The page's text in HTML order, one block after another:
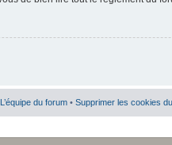
L’équipe du forum • Supprimer les cookies